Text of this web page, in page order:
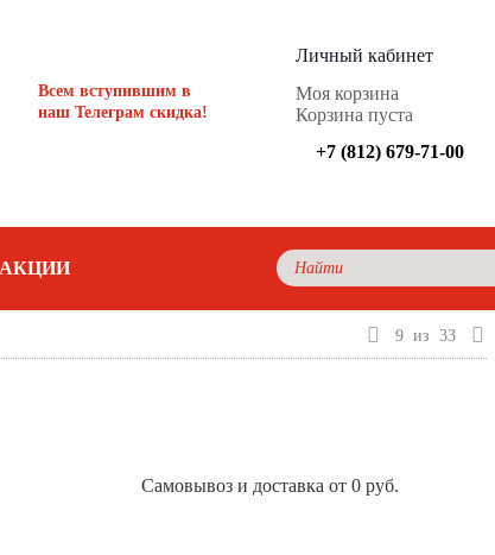
Всем вступившим в
наш Телеграм скидка!
Личный кабинет
Моя корзина
Корзина пуста
+7 (812) 679-71-00
АКЦИИ
9 из 33
Самовывоз и доставка от 0 руб.